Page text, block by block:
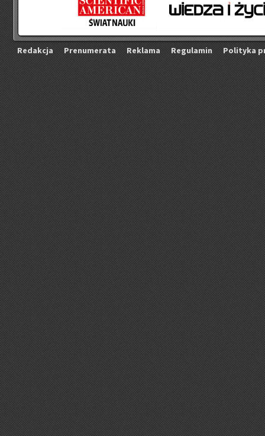
Re­dak­cja Pre­nu­me­ra­ta Re­kla­ma Re­gu­la­min Po­li­ty­ka